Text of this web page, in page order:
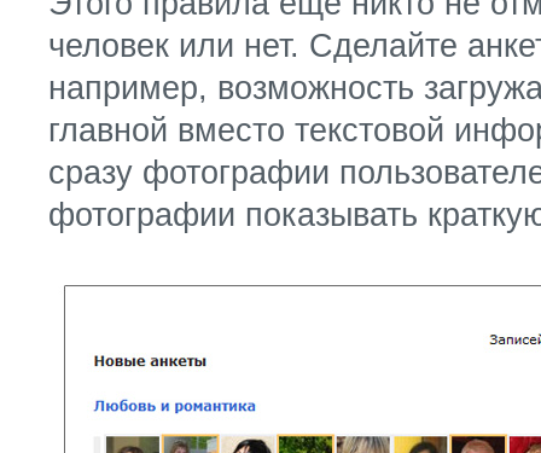
человек или нет. Сделайте
например, возможность
главной вместо текстовой
сразу фотографии
фотографии показывать